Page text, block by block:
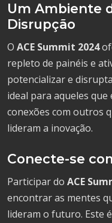
Um Ambiente
Disrupção
O ACE Summit 2024
repleto de painéis e
potencializar e
ideal para aqueles que
conexões com outros
lideram a inovação.
Conecte-se
Participar do ACE
encontrar as mentes
lideram o futuro. Este